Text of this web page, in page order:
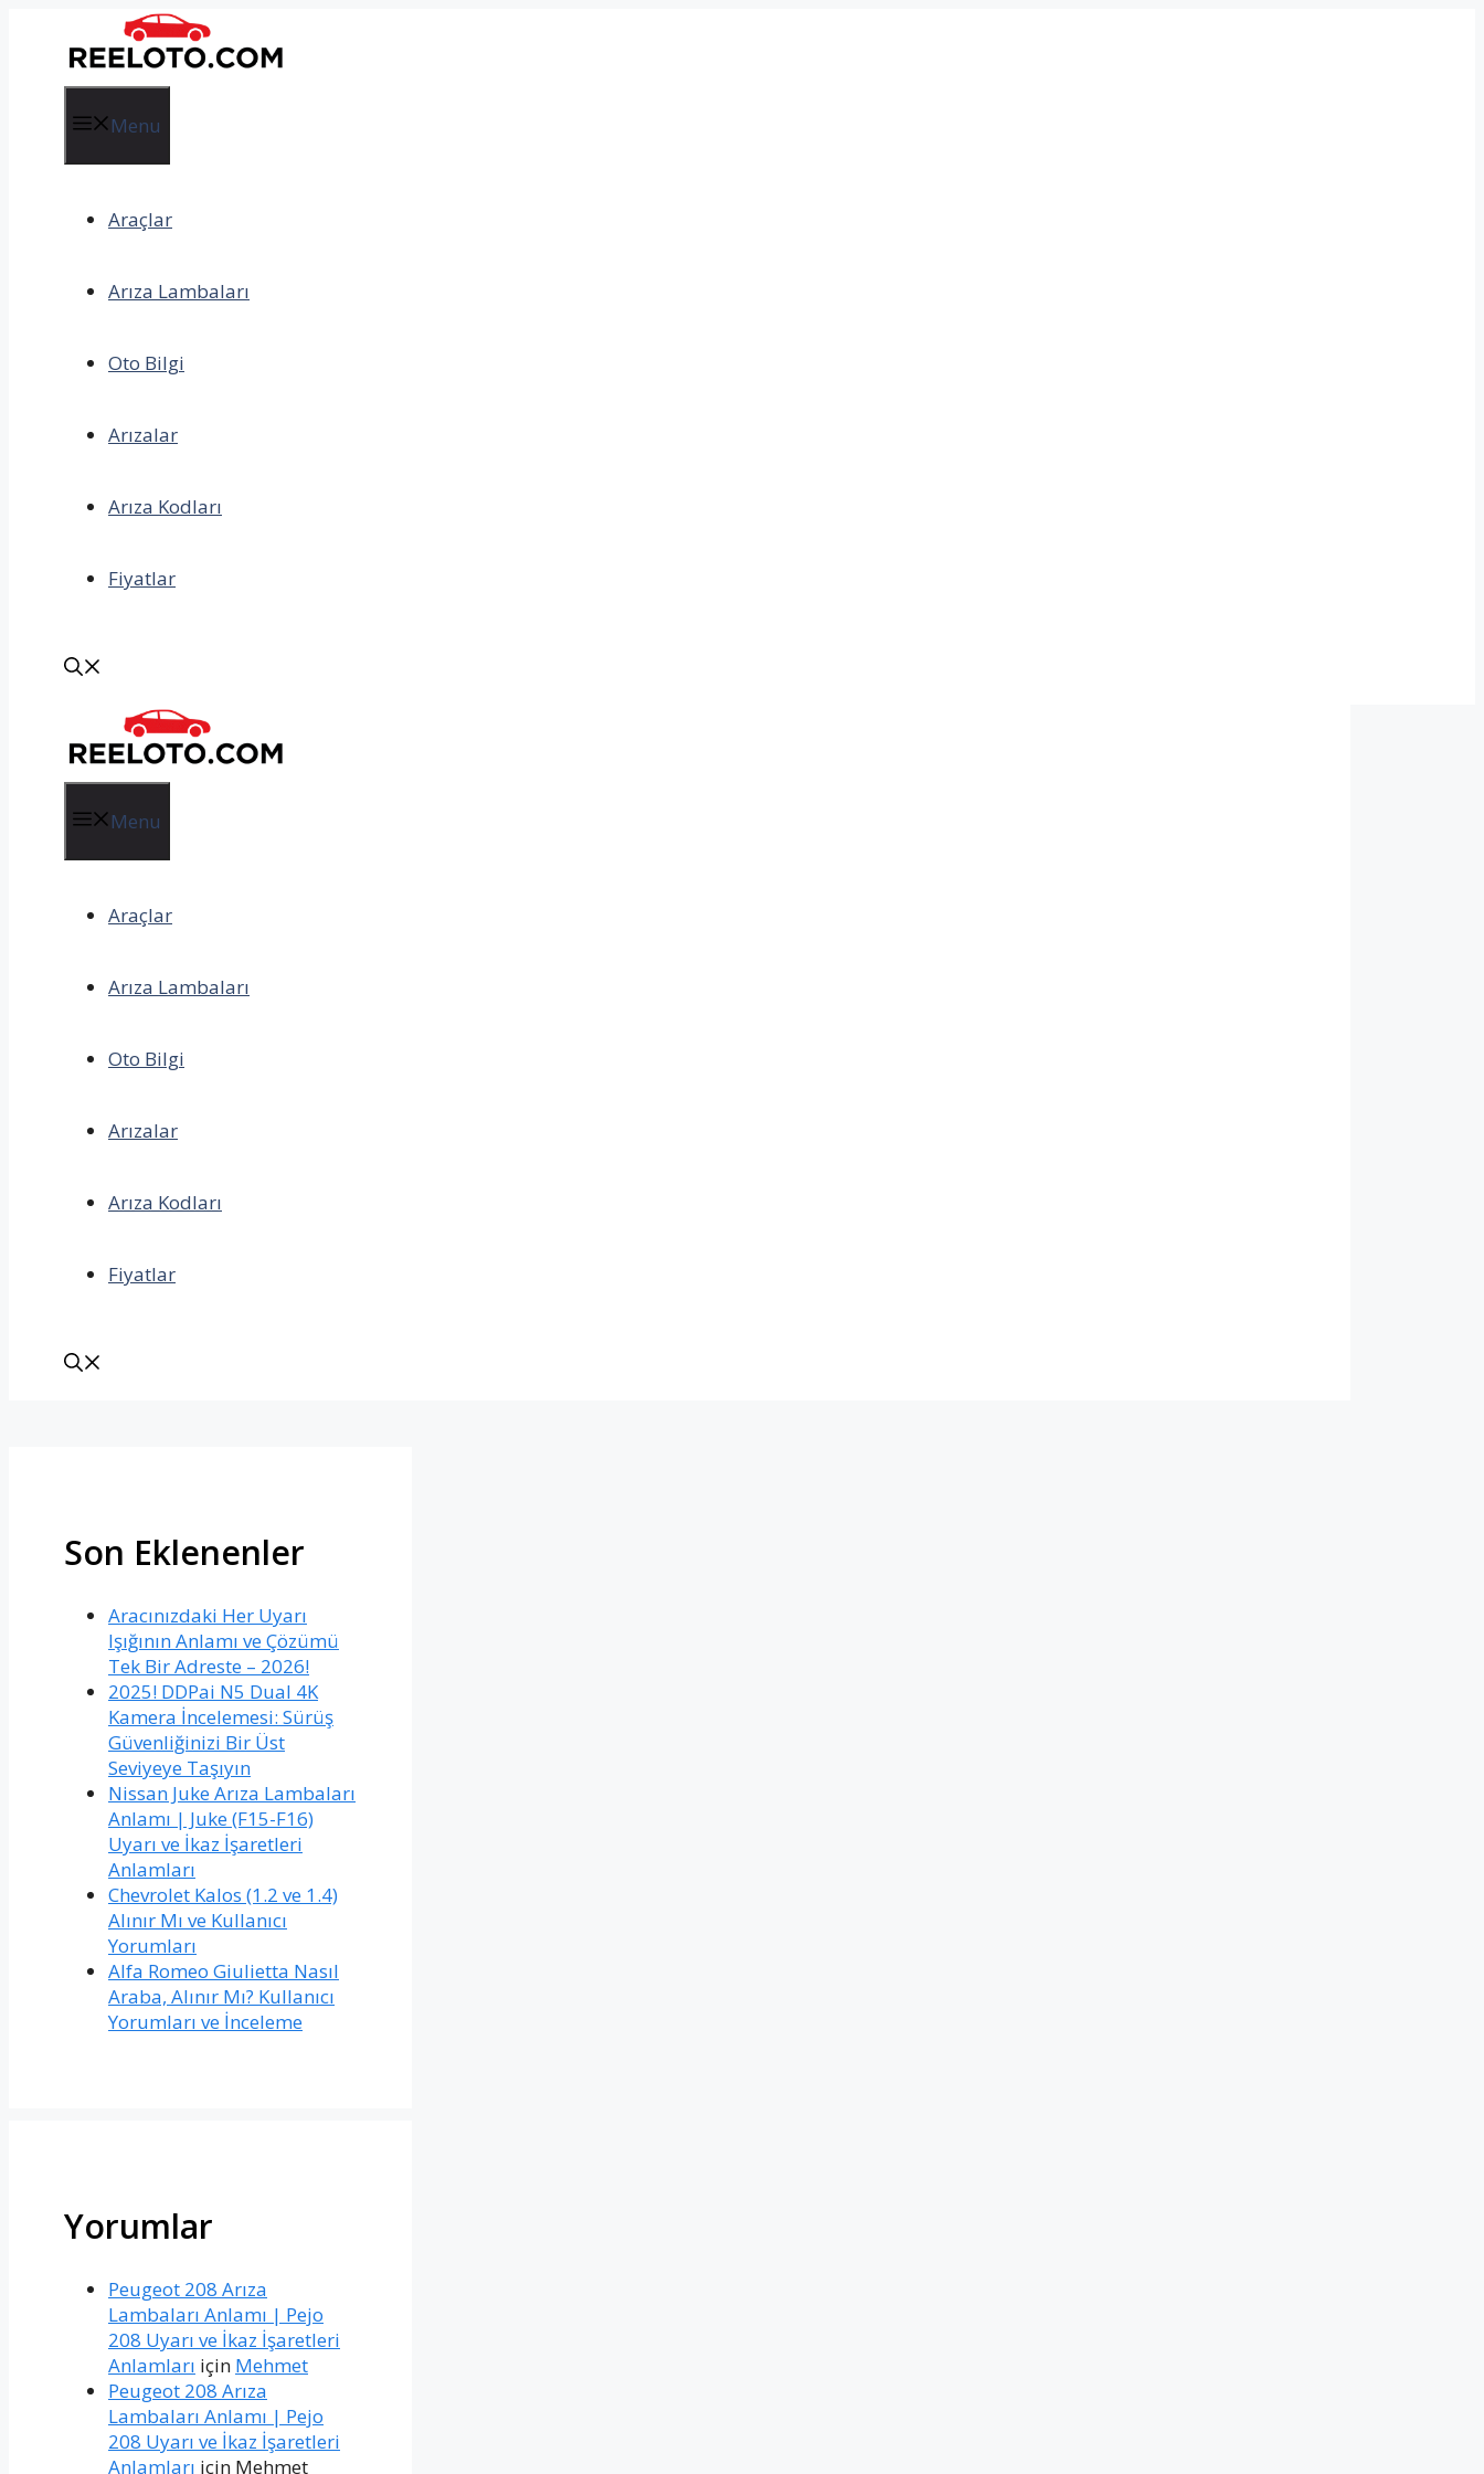
Menu
Araçlar
Arıza Lambaları
Oto Bilgi
Arızalar
Arıza Kodları
Fiyatlar
Menu
Araçlar
Arıza Lambaları
Oto Bilgi
Arızalar
Arıza Kodları
Fiyatlar
Son Eklenenler
Aracınızdaki Her Uyarı
Işığının Anlamı ve Çözümü
Tek Bir Adreste – 2026!
2025! DDPai N5 Dual 4K
Kamera İncelemesi: Sürüş
Güvenliğinizi Bir Üst
Seviyeye Taşıyın
Nissan Juke Arıza Lambaları
Anlamı | Juke (F15-F16)
Uyarı ve İkaz İşaretleri
Anlamları
Chevrolet Kalos (1.2 ve 1.4)
Alınır Mı ve Kullanıcı
Yorumları
Alfa Romeo Giulietta Nasıl
Araba, Alınır Mı? Kullanıcı
Yorumları ve İnceleme
Yorumlar
Peugeot 208 Arıza
Lambaları Anlamı | Pejo
208 Uyarı ve İkaz İşaretleri
Anlamları için Mehmet
Peugeot 208 Arıza
Lambaları Anlamı | Pejo
208 Uyarı ve İkaz İşaretleri
Anlamları için Mehmet